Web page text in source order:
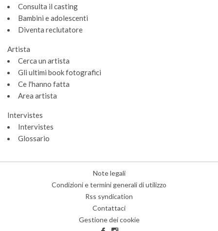
Consulta il casting
Bambini e adolescenti
Diventa reclutatore
Artista
Cerca un artista
Gli ultimi book fotografici
Ce l'hanno fatta
Area artista
Intervistes
Intervistes
Glossario
Note legali
Condizioni e termini generali di utilizzo
Rss syndication
Contattaci
Gestione dei cookie